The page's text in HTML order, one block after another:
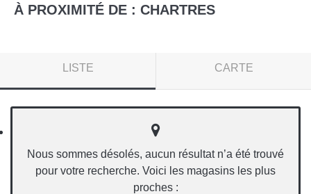
À PROXIMITÉ DE : CHARTRES
LISTE CARTE
Nous sommes désolés, aucun résultat n’a été trouvé
pour votre recherche. Voici les magasins les plus
proches :